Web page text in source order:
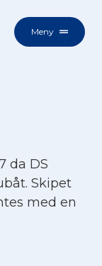
Meny
da DS
Skipet
med en